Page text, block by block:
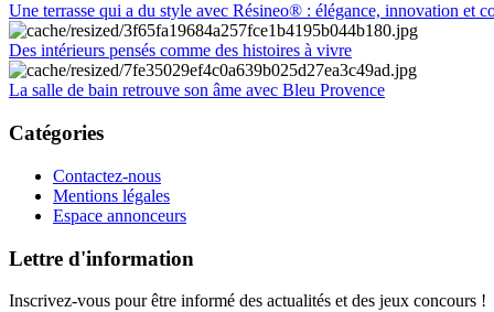
Une terrasse qui a du style avec Résineo® : élégance, innovation et
Des intérieurs pensés comme des histoires à vivre
La salle de bain retrouve son âme avec Bleu Provence
Catégories
Contactez-nous
Mentions légales
Espace annonceurs
Lettre d'information
Inscrivez-vous pour être informé des actualités et des jeux concours !